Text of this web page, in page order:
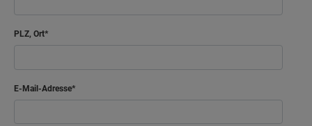
PLZ, Ort
E-Mail-Adresse